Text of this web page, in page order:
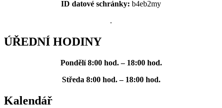
ID datové schránky: b4eb2my
.
ÚŘEDNÍ HODINY
Pondělí 8:00 hod. – 18:00 hod.
Středa 8:00 hod. – 18:00 hod.
Kalendář